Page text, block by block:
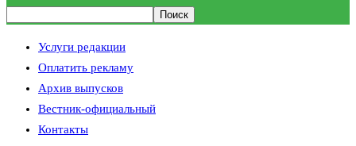
Услуги редакции
Оплатить рекламу
Архив выпусков
Вестник-официальный
Контакты